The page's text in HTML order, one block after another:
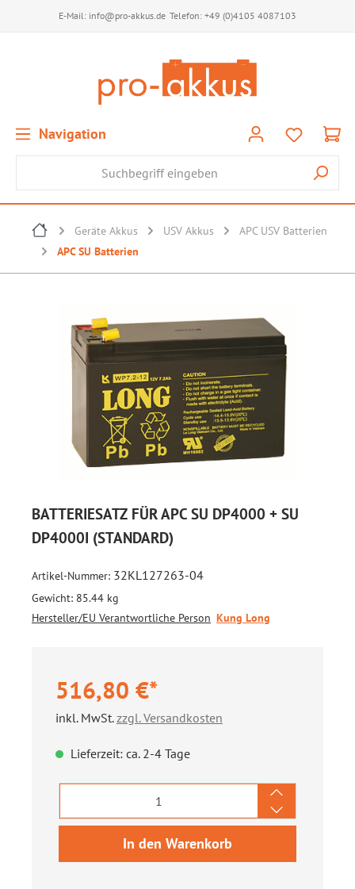
E-Mail: info@pro-akkus.de Telefon: +49 (0)4105 4087103
Navigation
Geräte Akkus USV Akkus
APC USV Batterien
APC SU Batterien
BATTERIESATZ FÜR APC SU DP4000 + SU
DP4000I (STANDARD)
Artikel-Nummer: 32KL127263-04
Gewicht: 85.44 kg
Hersteller/EU Verantwortliche Person Kung Long
516,80 €*
inkl. MwSt.zzgl. Versandkosten
Lieferzeit: ca. 2-4 Tage
Produkt Anzahl: Gib den
In den Warenkorb